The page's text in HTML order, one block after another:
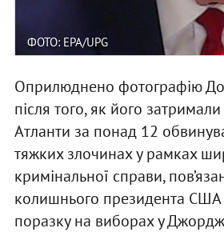
ФОТО: EPA/UPG
Оприлюднено фотографію
після того, як його затримали
Атланти за понад 12
тяжких злочинах у рамках
кримінальної справи,
колишнього президента США
поразку на виборах у